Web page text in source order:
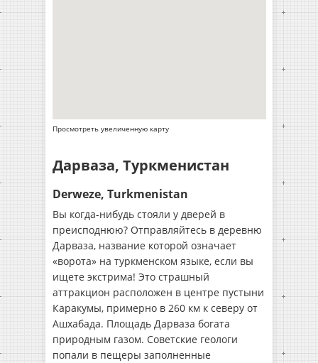
Просмотреть увеличенную карту
Дарваза, Туркменистан
Derweze, Turkmenistan
Вы когда-нибудь стояли у дверей в
преисподнюю? Отправляйтесь в деревню
Дарваза, название которой означает
«ворота» на туркменском языке, если вы
ищете экстрима! Это страшный
аттракцион расположен в центре пустыни
Каракумы, примерно в 260 км к северу от
Ашхабада. Площадь Дарваза богата
природным газом. Советские геологи
попали в пещеры заполненные